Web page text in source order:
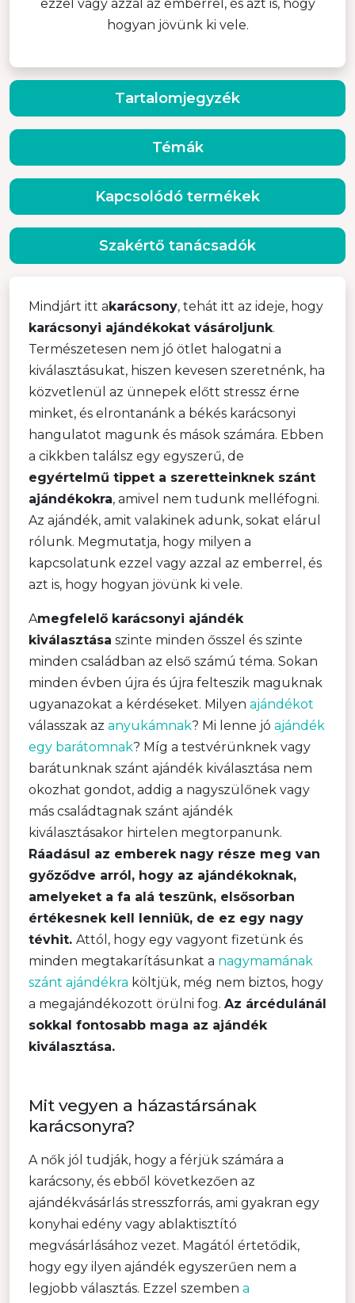
ezzel vagy azzal az emberrel, és azt is, hogy
hogyan jövünk ki vele.
Mindjárt itt a karácsony, tehát itt az ideje, hogy
karácsonyi ajándékokat vásároljunk.
Természetesen nem jó ötlet halogatni a
kiválasztásukat, hiszen kevesen szeretnénk, ha
közvetlenül az ünnepek előtt stressz érne
minket, és elrontanánk a békés karácsonyi
hangulatot magunk és mások számára. Ebben
a cikkben találsz egy egyszerű, de
egyértelmű tippet a szeretteinknek szánt
ajándékokra, amivel nem tudunk melléfogni.
Az ajándék, amit valakinek adunk, sokat elárul
rólunk. Megmutatja, hogy milyen a
kapcsolatunk ezzel vagy azzal az emberrel, és
azt is, hogy hogyan jövünk ki vele.
Amegfelelő karácsonyi ajándék
kiválasztása szinte minden ősszel és szinte
minden családban az első számú téma. Sokan
minden évben újra és újra felteszik maguknak
ugyanazokat a kérdéseket. Milyen ajándékot
válasszak az anyukámnak? Mi lenne jó ajándék
egy barátomnak? Míg a testvérünknek vagy
barátunknak szánt ajándék kiválasztása nem
okozhat gondot, addig a nagyszülőnek vagy
más családtagnak szánt ajándék
kiválasztásakor hirtelen megtorpanunk.
Ráadásul az emberek nagy része meg van
győződve arról, hogy az ajándékoknak,
amelyeket a fa alá teszünk, elsősorban
értékesnek kell lenniük, de ez egy nagy
tévhit. Attól, hogy egy vagyont fizetünk és
minden megtakarításunkat a nagymamának
szánt ajándékra költjük, még nem biztos, hogy
a megajándékozott örülni fog. Az árcédulánál
sokkal fontosabb maga az ajándék
kiválasztása.
Mit vegyen a házastársának
karácsonyra?
A nők jól tudják, hogy a férjük számára a
karácsony, és ebből következően az
ajándékvásárlás stresszforrás, ami gyakran egy
konyhai edény vagy ablaktisztító
megvásárlásához vezet. Magától értetődik,
hogy egy ilyen ajándék egyszerűen nem a
legjobb választás. Ezzel szemben a
Tartalomjegyzék
Témák
Kapcsolódó termékek
Szakértő tanácsadók